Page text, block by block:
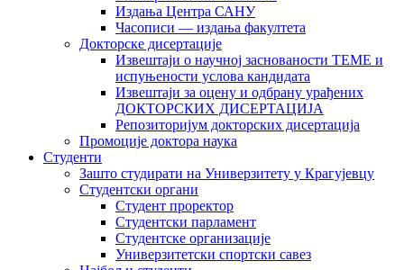
Издања Центра САНУ
Часописи — издања факултета
Докторске дисертације
Извештаји о научној заснованости ТЕМЕ и
испуњености услова кандидата
Извештаји за оцену и одбрану урађених
ДОКТОРСКИХ ДИСЕРТАЦИЈА
Репозиторијум докторских дисертација
Промоције доктора наука
Студенти
Зашто студирати на Универзитету у Крагујевцу
Студентски органи
Студент проректор
Студентски парламент
Студентске организације
Универзитетски спортски савез